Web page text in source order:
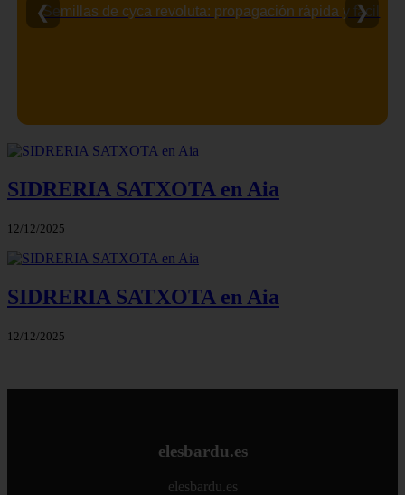
Semillas de cyca revoluta: propagación rápida y fácil
❮ ❯
SIDRERIA SATXOTA en Aia
12/12/2025
SIDRERIA SATXOTA en Aia
12/12/2025
elesbardu.es
elesbardu.es